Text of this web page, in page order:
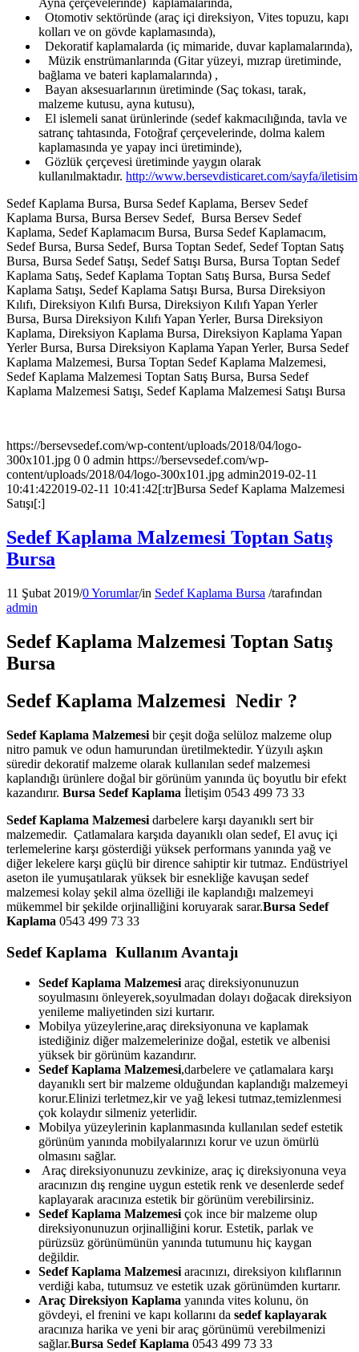
Ayna çerçevelerinde) kaplamalarında,
Otomotiv sektöründe (araç içi direksiyon, Vites topuzu, kapı
kolları ve on gövde kaplamasında),
Dekoratif kaplamalarda (iç mimaride, duvar kaplamalarında),
Müzik enstrümanlarında (Gitar yüzeyi, mızrap üretiminde,
bağlama ve bateri kaplamalarında) ,
Bayan aksesuarlarının üretiminde (Saç tokası, tarak,
malzeme kutusu, ayna kutusu),
El islemeli sanat ürünlerinde (sedef kakmacılığında, tavla ve
satranç tahtasında, Fotoğraf çerçevelerinde, dolma kalem
kaplamasında ye yapay inci üretiminde),
Gözlük çerçevesi üretiminde yaygın olarak
kullanılmaktadır. http://www.bersevdisticaret.com/sayfa/iletisim
Sedef Kaplama Bursa, Bursa Sedef Kaplama, Bersev Sedef
Kaplama Bursa, Bursa Bersev Sedef, Bursa Bersev Sedef
Kaplama, Sedef Kaplamacım Bursa, Bursa Sedef Kaplamacım,
Sedef Bursa, Bursa Sedef, Bursa Toptan Sedef, Sedef Toptan Satış
Bursa, Bursa Sedef Satışı, Sedef Satışı Bursa, Bursa Toptan Sedef
Kaplama Satış, Sedef Kaplama Toptan Satış Bursa, Bursa Sedef
Kaplama Satışı, Sedef Kaplama Satışı Bursa, Bursa Direksiyon
Kılıfı, Direksiyon Kılıfı Bursa, Direksiyon Kılıfı Yapan Yerler
Bursa, Bursa Direksiyon Kılıfı Yapan Yerler, Bursa Direksiyon
Kaplama, Direksiyon Kaplama Bursa, Direksiyon Kaplama Yapan
Yerler Bursa, Bursa Direksiyon Kaplama Yapan Yerler, Bursa Sedef
Kaplama Malzemesi, Bursa Toptan Sedef Kaplama Malzemesi,
Sedef Kaplama Malzemesi Toptan Satış Bursa, Bursa Sedef
Kaplama Malzemesi Satışı, Sedef Kaplama Malzemesi Satışı Bursa
https://bersevsedef.com/wp-content/uploads/2018/04/logo-
300x101.jpg 0 0 admin https://bersevsedef.com/wp-
content/uploads/2018/04/logo-300x101.jpg admin2019-02-11
10:41:422019-02-11 10:41:42[:tr]Bursa Sedef Kaplama Malzemesi
Satışı[:]
Sedef Kaplama Malzemesi Toptan Satış
Bursa
11 Şubat 2019/0 Yorumlar/in Sedef Kaplama Bursa /tarafından
admin
Sedef Kaplama Malzemesi Toptan Satış
Bursa
Sedef Kaplama Malzemesi Nedir ?
Sedef Kaplama Malzemesi bir çeşit doğa selüloz malzeme olup
nitro pamuk ve odun hamurundan üretilmektedir. Yüzyılı aşkın
süredir dekoratif malzeme olarak kullanılan sedef malzemesi
kaplandığı ürünlere doğal bir görünüm yanında üç boyutlu bir efekt
kazandırır. Bursa Sedef Kaplama İletişim 0543 499 73 33
Sedef Kaplama Malzemesi darbelere karşı dayanıklı sert bir
malzemedir. Çatlamalara karşıda dayanıklı olan sedef, El avuç içi
terlemelerine karşı gösterdiği yüksek performans yanında yağ ve
diğer lekelere karşı güçlü bir dirence sahiptir kir tutmaz. Endüstriyel
aseton ile yumuşatılarak yüksek bir esnekliğe kavuşan sedef
malzemesi kolay şekil alma özelliği ile kaplandığı malzemeyi
mükemmel bir şekilde orjinalliğini koruyarak sarar.Bursa Sedef
Kaplama 0543 499 73 33
Sedef Kaplama Kullanım Avantajı
Sedef Kaplama Malzemesi araç direksiyonunuzun
soyulmasını önleyerek,soyulmadan dolayı doğacak direksiyon
yenileme maliyetinden sizi kurtarır.
Mobilya yüzeylerine,araç direksiyonuna ve kaplamak
istediğiniz diğer malzemelerinize doğal, estetik ve albenisi
yüksek bir görünüm kazandırır.
Sedef Kaplama Malzemesi,darbelere ve çatlamalara karşı
dayanıklı sert bir malzeme olduğundan kaplandığı malzemeyi
korur.Elinizi terletmez,kir ve yağ lekesi tutmaz,temizlenmesi
çok kolaydır silmeniz yeterlidir.
Mobilya yüzeylerinin kaplanmasında kullanılan sedef estetik
görünüm yanında mobilyalarınızı korur ve uzun ömürlü
olmasını sağlar.
Araç direksiyonunuzu zevkinize, araç iç direksiyonuna veya
aracınızın dış rengine uygun estetik renk ve desenlerde sedef
kaplayarak aracınıza estetik bir görünüm verebilirsiniz.
Sedef Kaplama Malzemesi çok ince bir malzeme olup
direksiyonunuzun orjinalliğini korur. Estetik, parlak ve
pürüzsüz görünümünün yanında tutumunu hiç kaygan
değildir.
Sedef Kaplama Malzemesi aracınızı, direksiyon kılıflarının
verdiği kaba, tutumsuz ve estetik uzak görünümden kurtarır.
Araç Direksiyon Kaplama yanında vites kolunu, ön
gövdeyi, el frenini ve kapı kollarını da sedef kaplayarak
aracınıza harika ve yeni bir araç görünümü verebilmenizi
sağlar.Bursa Sedef Kaplama 0543 499 73 33